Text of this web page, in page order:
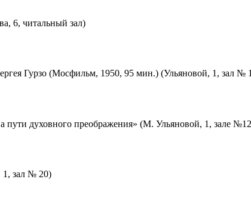
6, читальный зал)
Гурзо (Мосфильм, 1950, 95 мин.) (Ульяновой, 1, зал №
пути духовного преображения» (М. Ульяновой, 1, зале
1, зал № 20)